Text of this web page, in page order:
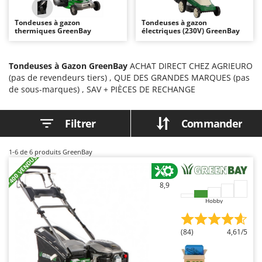
Autolaveuses
Autres produits
Balayeuses
Bancs de scie pour le bois - Scies à bûches
Barbecues
Bennes pour tracteur
Brosses pour sols extérieurs
Brouettes à moteur
Broyeurs à axe horizontal pour tracteur
Broyeurs de branches et végétaux
Butteurs pour tracteur
Chargeurs de batterie - Démarreurs
Charrues pour tracteur
Ambrogio Robot
Annovi Reverberi
Archman
Arco
Ariete
Artus
Attila
Ausonia
Awelco
Baesso
Bahco
Tondeuses à gazon
thermiques GreenBay
Tondeuses à gazon
électriques (230V) GreenBay
Tondeuses à Gazon GreenBay ACHAT DIRECT CHEZ AGRIEURO
(pas de revendeurs tiers) , QUE DES GRANDES MARQUES (pas
de sous-marques) , SAV + PIÈCES DE RECHANGE
Filtrer Commander
1-6 de 6 produits GreenBay
+400 VENDUS 8,9
Hobby
(84) 4,61/5